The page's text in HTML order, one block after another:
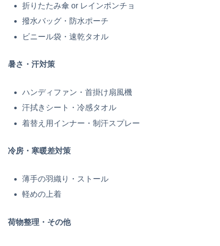
折りたたみ傘 or レインポンチョ
撥水バッグ・防水ポーチ
ビニール袋・速乾タオル
暑さ・汗対策
ハンディファン・首掛け扇風機
汗拭きシート・冷感タオル
着替え用インナー・制汗スプレー
冷房・寒暖差対策
薄手の羽織り・ストール
軽めの上着
荷物整理・その他